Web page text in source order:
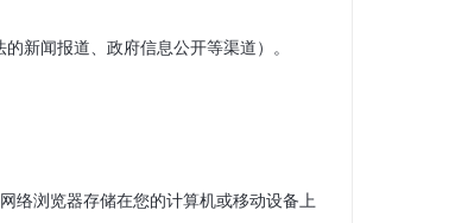
新闻报道、政府信息公开等渠道）。
络浏览器存储在您的计算机或移动设备上